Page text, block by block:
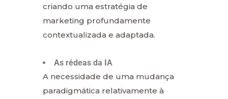
criando uma estratégia de
marketing profundamente
contextualizada e adaptada.
As rédeas da IA
A necessidade de uma mudança
paradigmática relativamente à